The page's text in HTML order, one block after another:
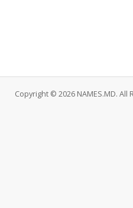
Copyright © 2026 NAMES.MD. All